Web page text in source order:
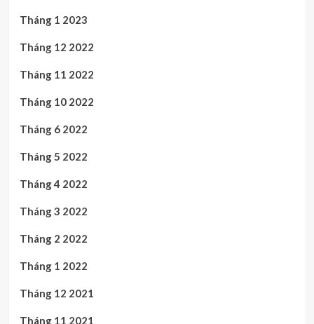
Tháng 1 2023
Tháng 12 2022
Tháng 11 2022
Tháng 10 2022
Tháng 6 2022
Tháng 5 2022
Tháng 4 2022
Tháng 3 2022
Tháng 2 2022
Tháng 1 2022
Tháng 12 2021
Tháng 11 2021